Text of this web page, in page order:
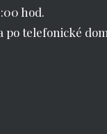
hod.
po telefonické